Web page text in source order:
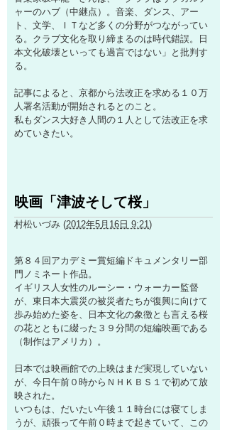
ャーのハブ（中継点）。音楽、ダンス、アー
ト、文学、ＩＴなど多くの分野がつながってい
る。クラブ文化を取り締まるのは時代錯誤。日
本文化破壊といっても過言ではない」と批判す
る。
記事によると、京都から法改正を求める１０万
人署名活動が開始されるとのこと。
私もダンス大好き人間の１人として法改正を求
めていきたい。
映画「津波そして桜」
村松いづみ (2012年5月16日 9:21)
第８４回アカデミー賞短編ドキュメンタリー部
門ノミネート作品。
イギリス人女性のルーシー・ウォーカー監督
が、東日本大震災の被災者たちが復興に向けて
歩み始めた姿を、日本文化の象徴とも言える桜
の花とともに綴った３９分間の短編映画である
（制作はアメリカ）。
日本では映画館での上映はまだ実現していない
が、今日午前０時からＮＨＫＢＳ１で初めて放
映された。
いつもは、だいたい午後１１時台には寝てしま
うが、頑張って午前０時まで起きていて、この